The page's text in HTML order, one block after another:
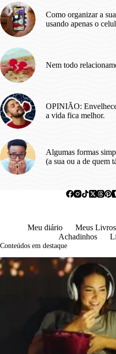
Como organizar a
usando apenas o
Nem todo
OPINIÃO:
a vida fica melhor.
Algumas formas
(a sua ou a de quem
Meu diário Meus Livros
Achadinhos
Conteúdos em destaque